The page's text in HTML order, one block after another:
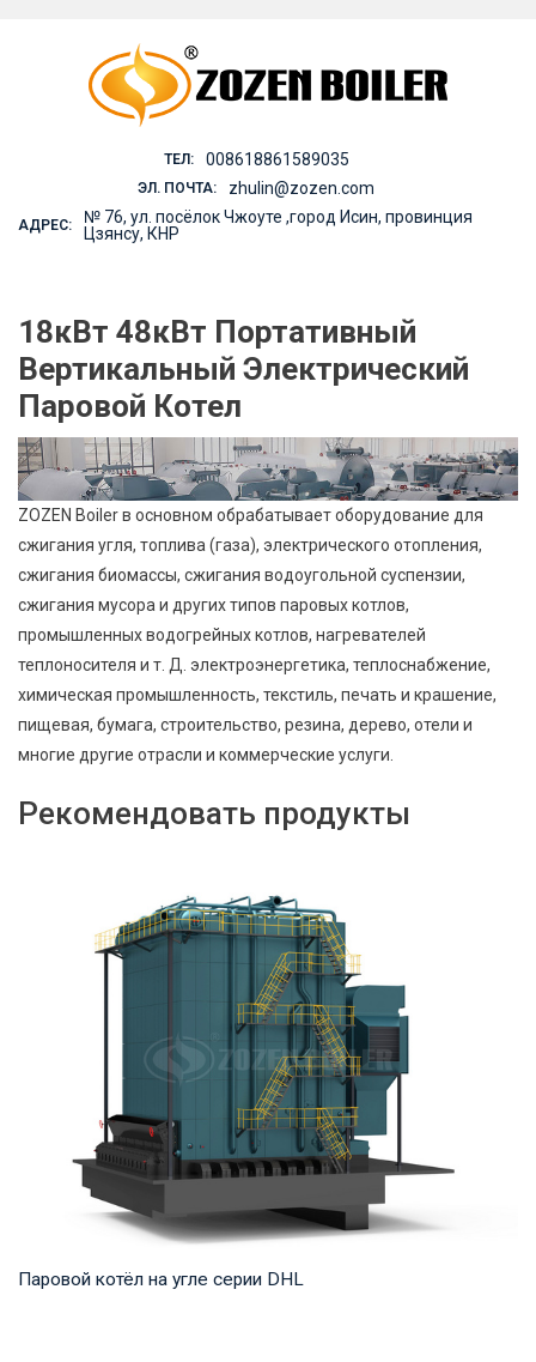
ТЕЛ: 008618861589035
ЭЛ. ПОЧТА: zhulin@zozen.com
АДРЕС:
№ 76, ул. посёлок Чжоуте ,город Исин, провинция
Цзянсу, КНР
18кВт 48кВт Портативный
Вертикальный Электрический
Паровой Котел
ZOZEN Boiler в основном обрабатывает оборудование для
сжигания угля, топлива (газа), электрического отопления,
сжигания биомассы, сжигания водоугольной суспензии,
сжигания мусора и других типов паровых котлов,
промышленных водогрейных котлов, нагревателей
теплоносителя и т. Д. электроэнергетика, теплоснабжение,
химическая промышленность, текстиль, печать и крашение,
пищевая, бумага, строительство, резина, дерево, отели и
многие другие отрасли и коммерческие услуги.
Рекомендовать продукты
Паровой котёл на угле серии DHL